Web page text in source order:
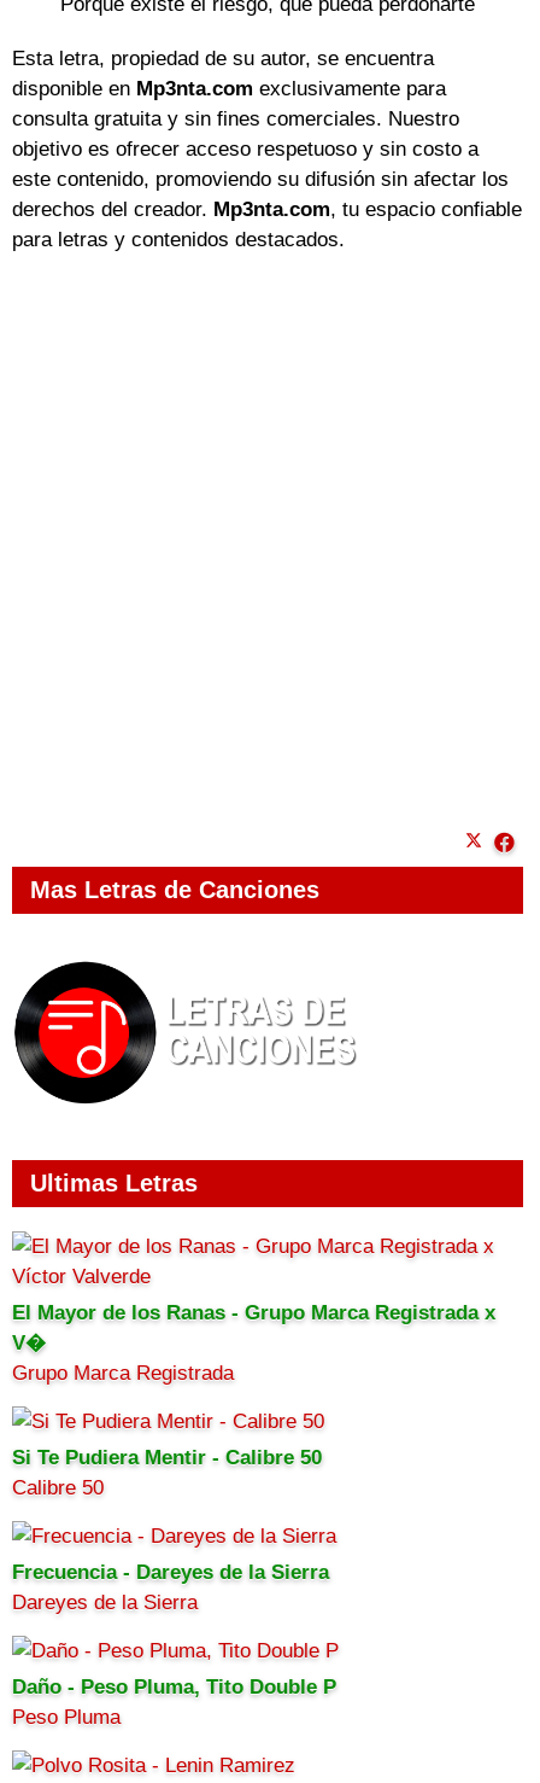
Esta letra, propiedad de su autor, se encuentra
disponible en Mp3nta.com exclusivamente para
consulta gratuita y sin fines comerciales. Nuestro
objetivo es ofrecer acceso respetuoso y sin costo a
este contenido, promoviendo su difusión sin afectar los
derechos del creador. Mp3nta.com, tu espacio confiable
para letras y contenidos destacados.
Mas Letras de Canciones
Ultimas Letras
El Mayor de los Ranas - Grupo Marca Registrada x
V�
Grupo Marca Registrada
Si Te Pudiera Mentir - Calibre 50
Calibre 50
Frecuencia - Dareyes de la Sierra
Dareyes de la Sierra
Daño - Peso Pluma, Tito Double P
Peso Pluma